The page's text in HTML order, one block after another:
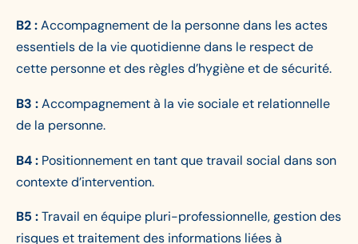
B2 :Accompagnement de la personne dans les actes
essentiels de la vie quotidienne dans le respect de
cette personne et des règles d’hygiène et de sécurité.
B3 :Accompagnement à la vie sociale et relationnelle
de la personne.
B4 : Positionnement en tant que travail social dans son
contexte d’intervention.
B5 :Travail en équipe pluri-professionnelle, gestion des
risques et traitement des informations liées à